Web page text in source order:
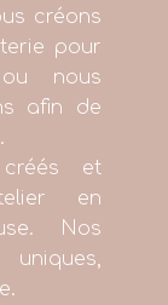
créons
pour
nous
afin de
et
en
Nos